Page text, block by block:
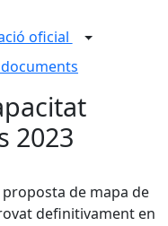
oficial
2023
de mapa de
definitivament en